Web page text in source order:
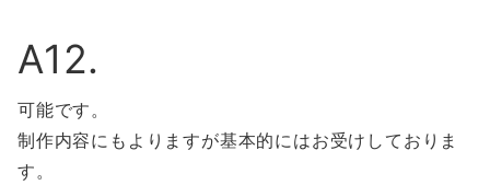
A12.
可能です。
制作内容にもよりますが基本的にはお受けしておりま
す。